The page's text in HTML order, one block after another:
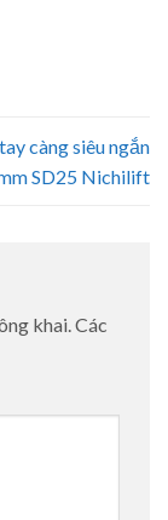
càng siêu ngắn
SD25 Nichilift
khai.Các